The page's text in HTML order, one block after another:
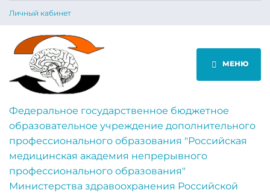
Личный кабинет
МЕНЮ
Федеральное государственное бюджетное
образовательное учреждение дополнительного
профессионального образования "Российская
медицинская академия непрерывного
профессионального образования"
Министерства здравоохранения Российской